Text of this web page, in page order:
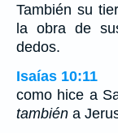
También su
la obra de
dedos.
Isaías 10:11
como hice a
también a